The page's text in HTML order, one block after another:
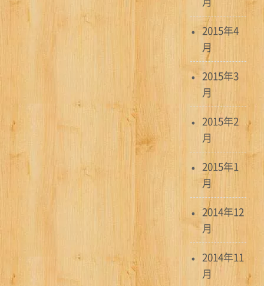
2015年4
月
2015年3
月
2015年2
月
2015年1
月
2014年12
月
2014年11
月